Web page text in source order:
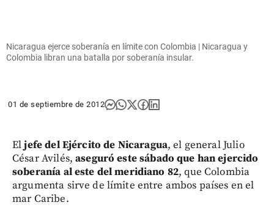
Nicaragua ejerce soberanía en límite con Colombia | Nicaragua y
Colombia libran una batalla por soberanía insular.
01 de septiembre de 2012
Eljefe del Ejército de Nicaragua, el general Julio
César Avilés,aseguró este sábado que han ejercido
soberanía al este del meridiano 82, que Colombia
argumenta sirve de límite entre ambos países en el
mar Caribe.